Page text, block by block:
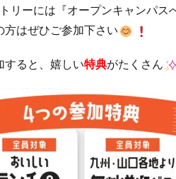
リーには『オープンキャンパス
方はぜひご参加下さい
すると、嬉しい特典がたくさん